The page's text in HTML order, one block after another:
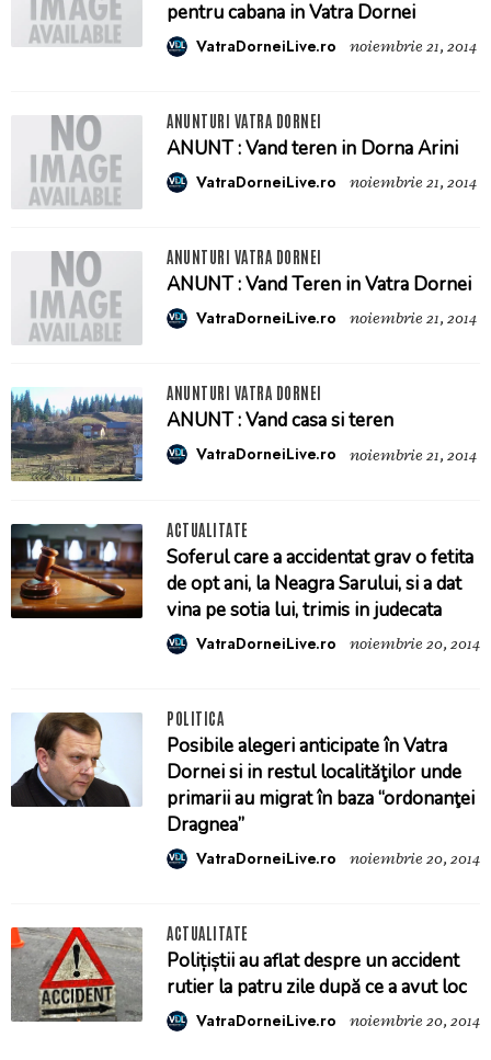
pentru cabana in Vatra Dornei
VatraDorneiLive.ro noiembrie 21, 2014
ANUNTURI VATRA DORNEI
ANUNT : Vand teren in Dorna Arini
VatraDorneiLive.ro noiembrie 21, 2014
ANUNTURI VATRA DORNEI
ANUNT : Vand Teren in Vatra Dornei
VatraDorneiLive.ro noiembrie 21, 2014
ANUNTURI VATRA DORNEI
ANUNT : Vand casa si teren
VatraDorneiLive.ro noiembrie 21, 2014
ACTUALITATE
Soferul care a accidentat grav o fetita
de opt ani, la Neagra Sarului, si a dat
vina pe sotia lui, trimis in judecata
VatraDorneiLive.ro noiembrie 20, 2014
POLITICA
Posibile alegeri anticipate în Vatra
Dornei si in restul localităţilor unde
primarii au migrat în baza “ordonanţei
Dragnea”
VatraDorneiLive.ro noiembrie 20, 2014
ACTUALITATE
Polițiștii au aflat despre un accident
rutier la patru zile după ce a avut loc
VatraDorneiLive.ro noiembrie 20, 2014